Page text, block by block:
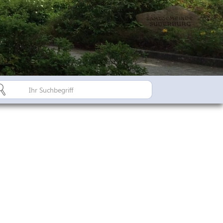
Land
Bürgerinfo A-Z
Dorfregion /
Suderburg - Stahlbachtal